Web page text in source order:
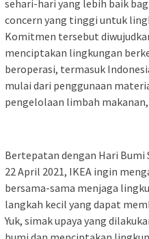
sehari-hari yang lebih baik
concern yang tinggi untuk
Komitmen tersebut
menciptakan lingkungan
beroperasi, termasuk
mulai dari penggunaan
pengelolaan limbah
Bertepatan dengan Hari Bumi
22 April 2021, IKEA ingin
bersama-sama menjaga
langkah kecil yang dapat
Yuk, simak upaya yang